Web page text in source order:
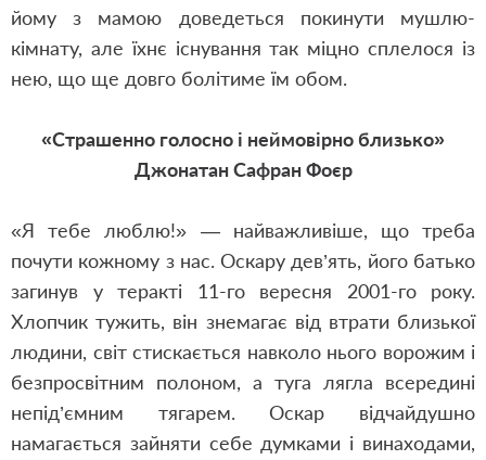
йому з мамою доведеться покинути мушлю-
кімнату, але їхнє існування так міцно сплелося із
нею, що ще довго болітиме їм обом.
«Страшенно голосно і неймовірно близько»
Джонатан Сафран Фоєр
«Я тебе люблю!» — найважливіше, що треба
почути кожному з нас. Оскару дев’ять, його батько
загинув у теракті 11-го вересня 2001-го року.
Хлопчик тужить, він знемагає від втрати близької
людини, світ стискається навколо нього ворожим і
безпросвітним полоном, а туга лягла всередині
непід’ємним тягарем. Оскар відчайдушно
намагається зайняти себе думками і винаходами,